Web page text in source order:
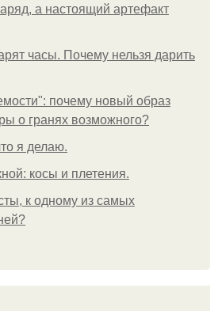
а настоящий артефакт
часы. Почему нельзя дарить
почему новый образ
о гранях возможного?
я делаю.
косы и плетения.
к одному из самых